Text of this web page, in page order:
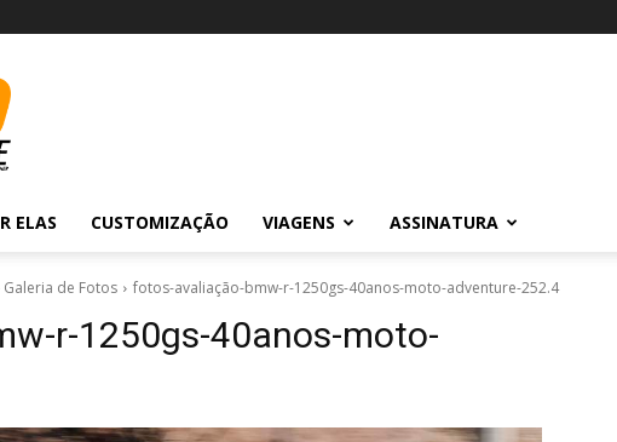
ELAS CUSTOMIZAÇÃO VIAGENS ASSINATURA
Galeria de Fotos fotos-avaliação-bmw-r-1250gs-40anos-moto-adventure-252.4
r-1250gs-40anos-moto-